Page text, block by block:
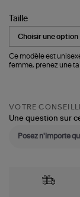
Cœur
Noir
Taille
Ce modèle est
femme, prenez une
VOTRE
Une question sur